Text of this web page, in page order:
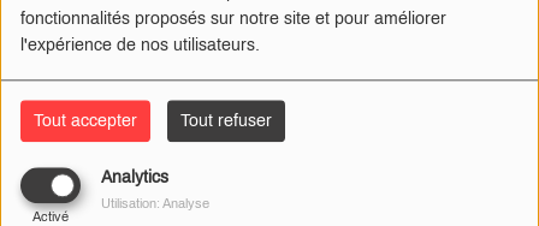
fonctionnalités proposés sur notre site et pour améliorer
l'expérience de nos utilisateurs.
Tout accepter Tout refuser
Analytics
Activé
Utilisation: Analyse
ANGÈLE - WHAT YOU WANT